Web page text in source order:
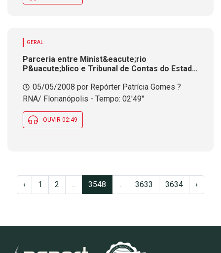
GERAL
Parceria entre Minist&eacute;rio
P&uacute;blico e Tribunal de Contas do Estado
munic&iacute;pios<br />
05/05/2008 por Repórter Patrícia Gomes ?
RNA/ Florianópolis - Tempo: 02'49''
OUVIR 02:49
‹ 1 2 ... 3548 ... 3633 3634 ›